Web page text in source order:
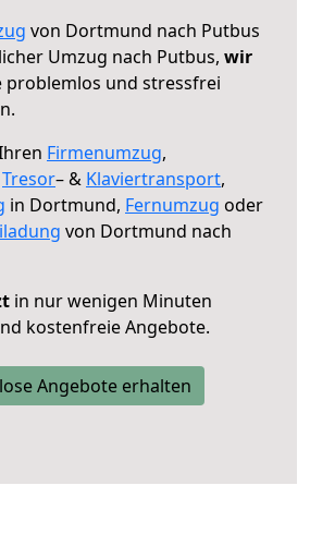
von Dortmund nach Putbus
Umzug nach Putbus, wir
problemlos und stressfrei
Firmenumzug,
Tresor– & Klaviertransport,
in Dortmund, Fernumzug oder
von Dortmund nach
in nur wenigen Minuten
kostenfreie Angebote.
Angebote erhalten